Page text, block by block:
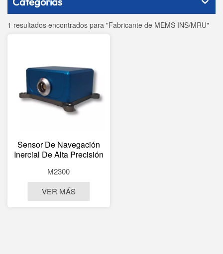
1 resultados encontrados para "Fabricante de MEMS INS/MRU"
Sensor De Navegación
Inercial De Alta Precisión
Medición De La Actitud Y
El Rumbo De Los Buques
M2300
VER MÁS